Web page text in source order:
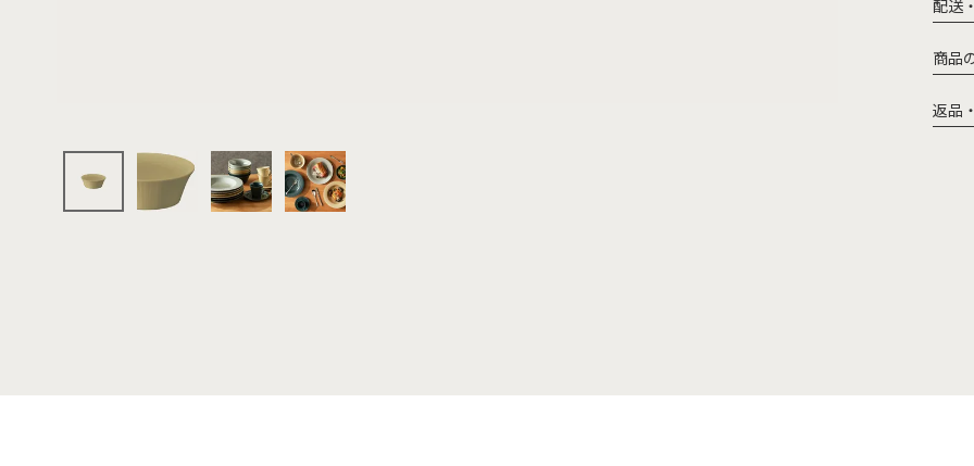
配送
商品
返品